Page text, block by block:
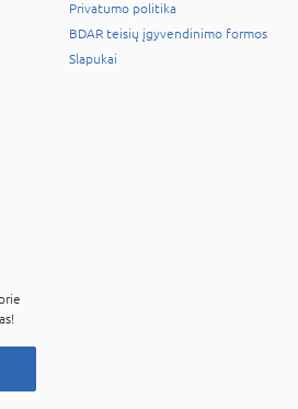
Privatumo politika
BDAR teisių įgyvendinimo formos
Slapukai